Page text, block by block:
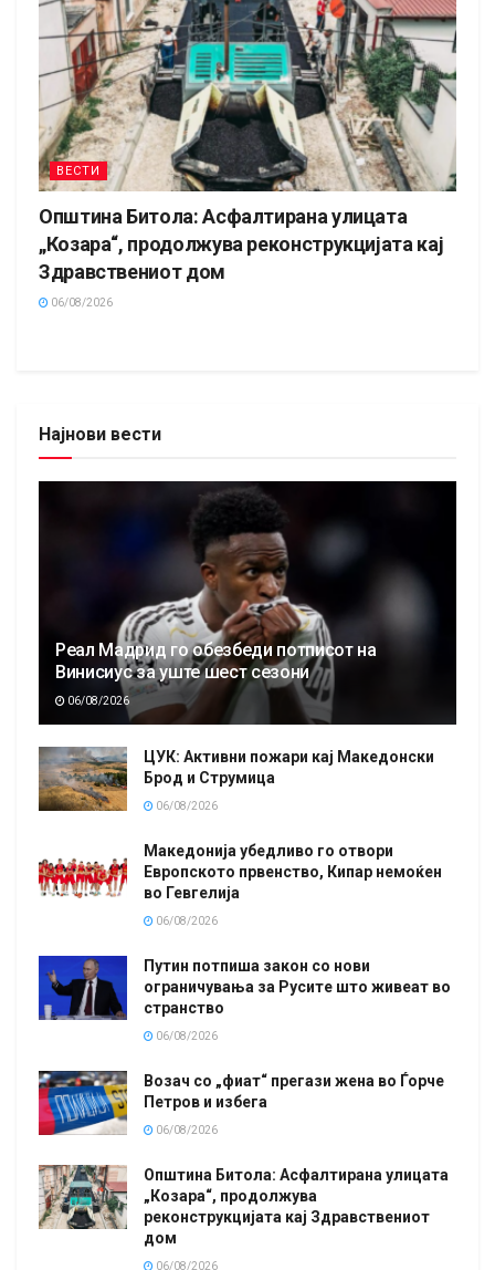
ВЕСТИ
Општина Битола: Асфалтирана улицата
„Козара“, продолжува реконструкцијата кај
Здравствениот дом
06/08/2026
Најнови вести
Реал Мадрид го обезбеди потписот на
Винисиус за уште шест сезони
06/08/2026
ЦУК: Активни пожари кај Македонски
Брод и Струмица
06/08/2026
Македонија убедливо го отвори
Европското првенство, Кипар немоќен
во Гевгелија
06/08/2026
Путин потпиша закон со нови
ограничувања за Русите што живеат во
странство
06/08/2026
Возач со „фиат“ прегази жена во Ѓорче
Петров и избега
06/08/2026
Општина Битола: Асфалтирана улицата
„Козара“, продолжува
реконструкцијата кај Здравствениот
дом
06/08/2026